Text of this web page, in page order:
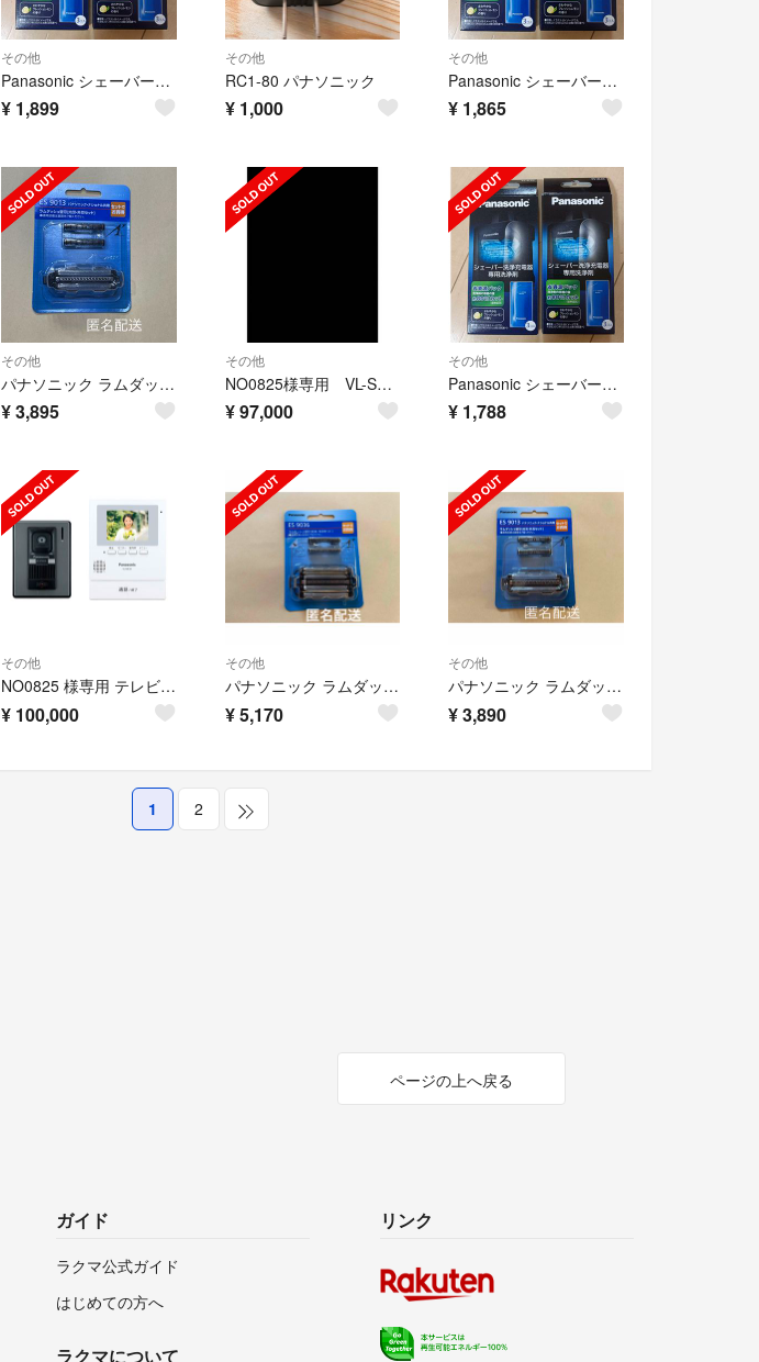
その他
Panasonic シェーバー洗浄液 ES-4L03 2箱6袋
¥ 1,899
その他
RC1-80 パナソニック
¥ 1,000
その他
Panasonic シェーバー洗浄液 ES-4L03 2箱6袋
¥ 1,865
その他
パナソニック ラムダッシュ シェーバー 替刃 新品メンズ 髭剃り ES9013
¥3,895
その他
NO0825様専用 VL-SE25XA 12台
¥97,000
その他
Panasonic シェーバー洗浄液 ES-4L03 2箱6袋
¥ 1,788
その他
NO0825 様専用 テレビドアホン VL-SE25XA×12台
¥ 100,000
その他
パナソニック ラムダッシュ 替刃 シェーバー メンズ 髭剃り ES9036 新品
¥5,170
その他
パナソニック ラムダッシュ シェーバー 替刃 メンズ 髭剃り ES9013 新品
¥3,890
1 2
ページの上へ戻る
ガイド
ラクマ公式ガイド
はじめての方へ
ラクマについて
リンク